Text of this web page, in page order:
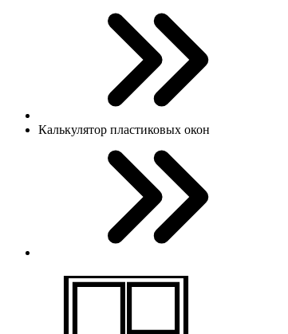
Калькулятор пластиковых окон